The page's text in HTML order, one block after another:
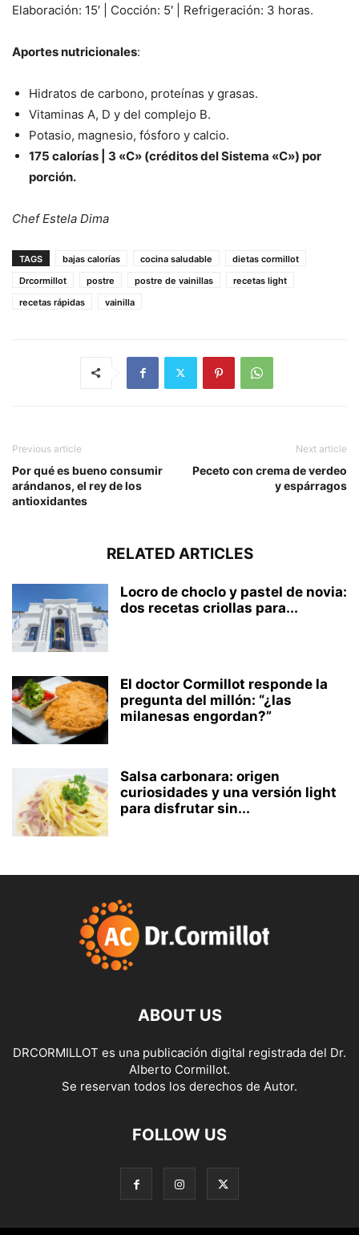
Elaboración: 15′ | Cocción: 5′ | Refrigeración: 3 horas.
Aportes nutricionales:
Hidratos de carbono, proteínas y grasas.
Vitaminas A, D y del complejo B.
Potasio, magnesio, fósforo y calcio.
175 calorías | 3 «C» (créditos del Sistema «C») por
porción.
Chef Estela Dima
TAGS bajas calorías cocina saludable
dietas cormillot
Drcormillot
postre postre de vainillas
recetas light
recetas rápidas
vainilla
Previous article
Por qué es bueno consumir
arándanos, el rey de los
antioxidantes
Next article
Peceto con crema de verdeo
y espárragos
RELATED ARTICLES
Locro de choclo y pastel de novia:
dos recetas criollas para...
El doctor Cormillot responde la
pregunta del millón: “¿las
milanesas engordan?”
Salsa carbonara: origen
curiosidades y una versión light
para disfrutar sin...
ABOUT US
DRCORMILLOT es una publicación digital registrada del Dr.
Alberto Cormillot.
Se reservan todos los derechos de Autor.
FOLLOW US